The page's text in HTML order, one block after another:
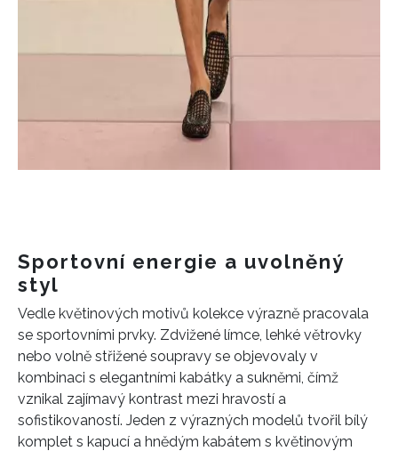
Sportovní energie a uvolněný
styl
Vedle květinových motivů kolekce výrazně pracovala
se sportovními prvky. Zdvižené límce, lehké větrovky
nebo volně střižené soupravy se objevovaly v
kombinaci s elegantními kabátky a sukněmi, čímž
vznikal zajímavý kontrast mezi hravostí a
sofistikovaností. Jeden z výrazných modelů tvořil bílý
komplet s kapucí a hnědým kabátem s květinovým